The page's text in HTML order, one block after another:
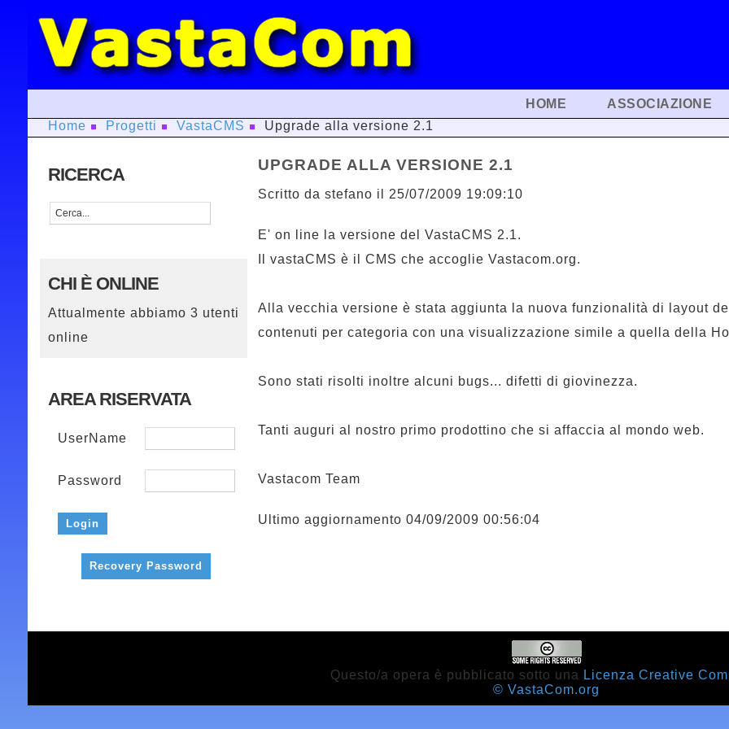
HOME ASSOCIAZIONE
Home
Progetti VastaCMS Upgrade alla versione 2.1
RICERCA
CHI È ONLINE
Attualmente abbiamo 3 utenti
online
AREA RISERVATA
UserName
Password
Recovery Password
UPGRADE ALLA VERSIONE 2.1
Scritto da stefano il 25/07/2009 19:09:10
E' on line la versione del VastaCMS 2.1.
Il vastaCMS è il CMS che accoglie Vastacom.org.
Alla vecchia versione è stata aggiunta la nuova funzionalità di layout
contenuti per categoria con una visualizzazione simile a quella della
Sono stati risolti inoltre alcuni bugs... difetti di giovinezza.
Tanti auguri al nostro primo prodottino che si affaccia al mondo web.
Vastacom Team
Ultimo aggiornamento 04/09/2009 00:56:04
Questo/a opera è pubblicato sotto una Licenza Creative
© VastaCom.org